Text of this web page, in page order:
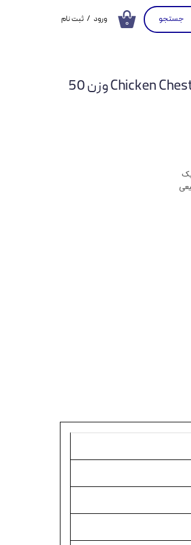
۰ جستجو ورود / ثبت نام
سفارشات
تشویقی سگ هاپومیل مدل Chicken Chest Strips وزن 50